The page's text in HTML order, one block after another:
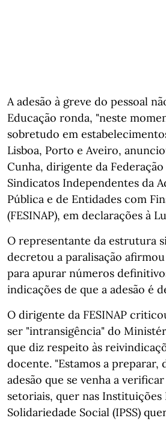
A adesão à greve do pessoal
Educação ronda, "neste
sobretudo em
Lisboa, Porto e Aveiro,
Cunha, dirigente da
Sindicatos Independentes da
Pública e de Entidades com
(FESINAP), em declarações à
O representante da estrutura
decretou a paralisação
para apurar números
indicações de que a adesão é
O dirigente da FESINAP
ser "intransigência" do
que diz respeito às
docente. "Estamos a preparar,
adesão que se venha a
setoriais, quer nas Instituições
Solidariedade Social (IPSS)